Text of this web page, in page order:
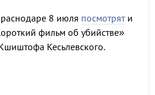
8 июля посмотряти
фильм об убийстве»
Кесьлевского.